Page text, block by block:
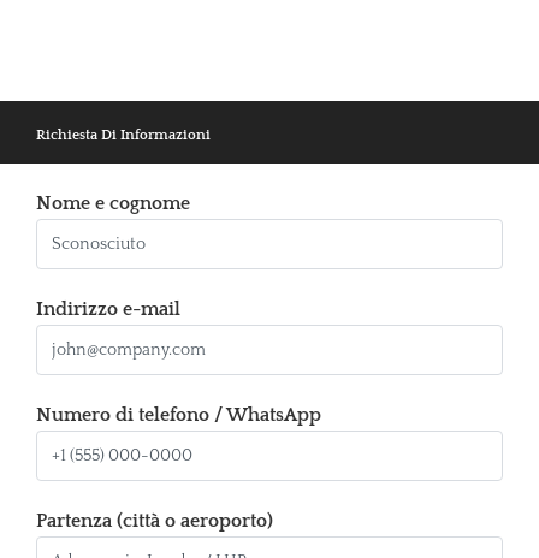
Richiesta Di Informazioni
Nome e cognome
Indirizzo e-mail
Numero di telefono / WhatsApp
Partenza (città o aeroporto)